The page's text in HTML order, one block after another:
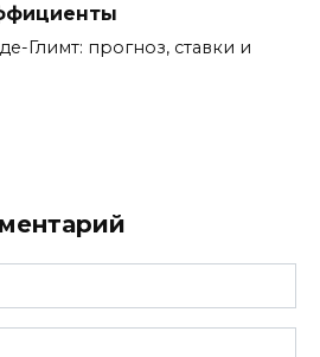
Глимт: прогноз, ставки и